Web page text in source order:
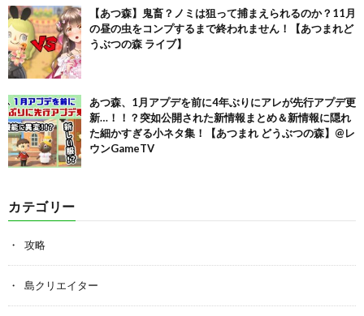
【あつ森】鬼畜？ノミは狙って捕まえられるのか？11月
の昼の虫をコンプするまで終われません！【あつまれど
うぶつの森 ライブ】
あつ森、1月アプデを前に4年ぶりにアレが先行アプデ更
新…！！？突如公開された新情報まとめ＆新情報に隠れ
た細かすぎる小ネタ集！【あつまれ どうぶつの森】@レ
ウンGameTV
カテゴリー
攻略
島クリエイター